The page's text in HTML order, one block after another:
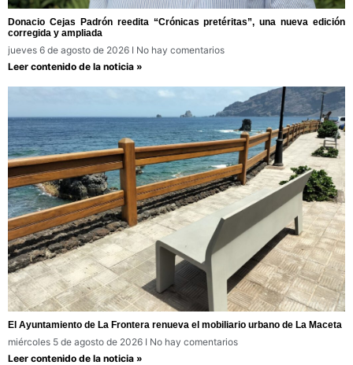
Donacio Cejas Padrón reedita “Crónicas pretéritas”, una nueva edición
corregida y ampliada
jueves 6 de agosto de 2026
No hay comentarios
Leer contenido de la noticia »
El Ayuntamiento de La Frontera renueva el mobiliario urbano de La Maceta
miércoles 5 de agosto de 2026
No hay comentarios
Leer contenido de la noticia »